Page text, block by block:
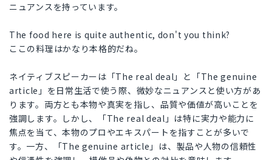
ニュアンスを持っています。
The food here is quite authentic, don't you think?
ここの料理はかなり本格的だね。
ネイティブスピーカーは「The real deal」と「The genuine
article」を日常生活で使う際、微妙なニュアンスと使い方があ
ります。両方とも本物や真実を指し、品質や価値が高いことを
強調します。しかし、「The real deal」は特に実力や能力に
焦点を当て、本物のプロやエキスパートを指すことが多いで
す。一方、「The genuine article」は、製品や人物の信頼性